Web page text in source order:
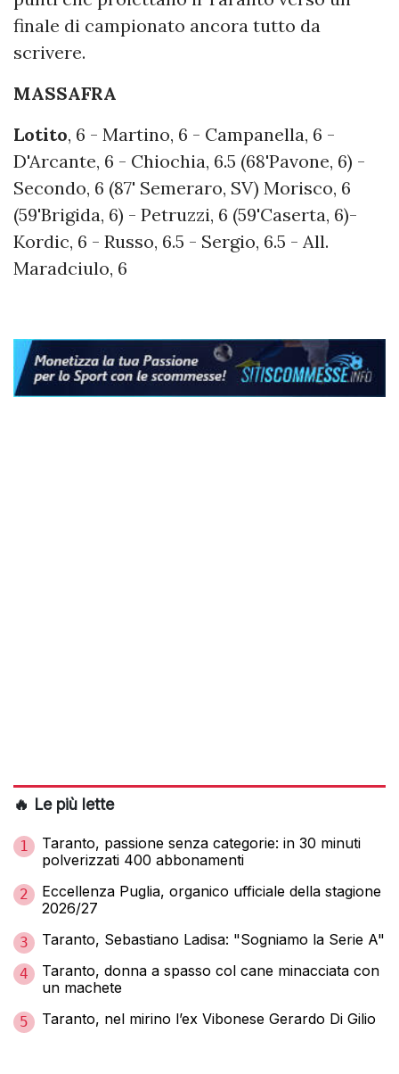
finale di campionato ancora tutto da
scrivere.
MASSAFRA
Lotito, 6 - Martino, 6 - Campanella, 6 -
D'Arcante, 6 - Chiochia, 6.5 (68'Pavone, 6) -
Secondo, 6 (87' Semeraro, SV) Morisco, 6
(59'Brigida, 6) - Petruzzi, 6 (59'Caserta, 6)-
Kordic, 6 - Russo, 6.5 - Sergio, 6.5 - All.
Maradciulo, 6
🔥 Le più lette
1
Taranto, passione senza categorie: in 30 minuti
polverizzati 400 abbonamenti
2
Eccellenza Puglia, organico ufficiale della stagione
2026/27
3 Taranto, Sebastiano Ladisa: "Sogniamo la Serie A"
4
Taranto, donna a spasso col cane minacciata con
un machete
5 Taranto, nel mirino l’ex Vibonese Gerardo Di Gilio